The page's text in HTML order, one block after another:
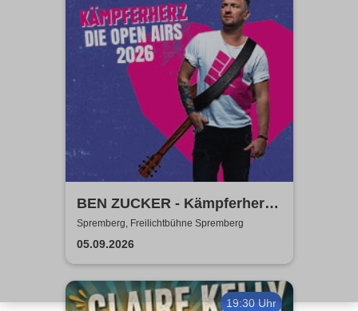
BEN ZUCKER - Kämpferherz -
Die Open Airs 2026
Spremberg, Freilichtbühne Spremberg
05.09.2026
19:30 Uhr